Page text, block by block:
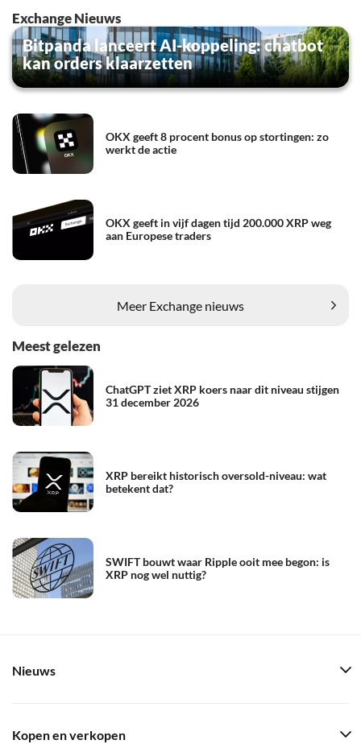
Exchange Nieuws
Bitpanda lanceert AI-koppeling: chatbot
kan orders klaarzetten
OKX geeft 8 procent bonus op stortingen: zo
werkt de actie
OKX geeft in vijf dagen tijd 200.000 XRP weg
aan Europese traders
Meer Exchange nieuws
Meest gelezen
ChatGPT ziet XRP koers naar dit niveau stijgen
31 december 2026
XRP bereikt historisch oversold-niveau: wat
betekent dat?
SWIFT bouwt waar Ripple ooit mee begon: is
XRP nog wel nuttig?
Nieuws
Kopen en verkopen